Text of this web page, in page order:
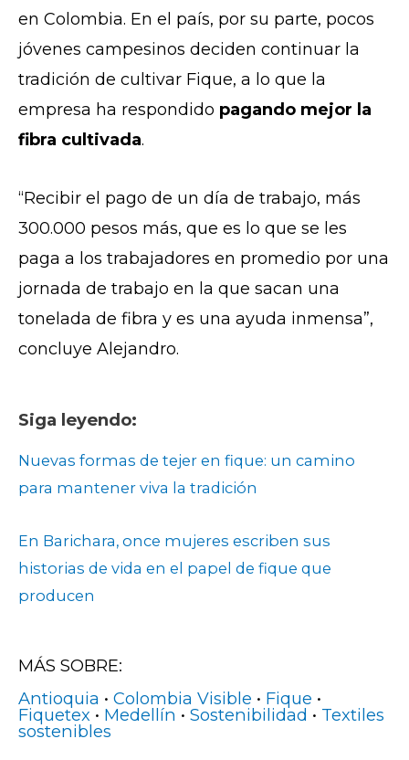
en Colombia. En el país, por su parte, pocos
jóvenes campesinos deciden continuar la
tradición de cultivar Fique, a lo que la
empresa ha respondido pagando mejor la
fibra cultivada.
“Recibir el pago de un día de trabajo, más
300.000 pesos más, que es lo que se les
paga a los trabajadores en promedio por una
jornada de trabajo en la que sacan una
tonelada de fibra y es una ayuda inmensa”,
concluye Alejandro.
Siga leyendo:
Nuevas formas de tejer en fique: un camino
para mantener viva la tradición
En Barichara, once mujeres escriben sus
historias de vida en el papel de fique que
producen
MÁS SOBRE:
Antioquia • Colombia Visible • Fique •
Fiquetex • Medellín • Sostenibilidad • Textiles
sostenibles